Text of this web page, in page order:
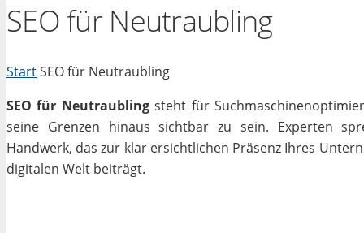
SEO für Neutraubling
StartSEO für Neutraubling
SEO für Neutraublingsteht für
seine Grenzen hinaus sichtbar zu sein. Experten
Handwerk, das zur klar ersichtlichen Präsenz Ihres
digitalen Welt beiträgt.